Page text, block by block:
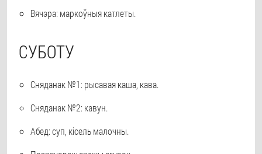
Вячэра: маркоўныя катлеты.
СУБОТУ
Сняданак №1: рысавая каша, кава.
Сняданак №2: кавун.
Абед: суп, кісель малочны.